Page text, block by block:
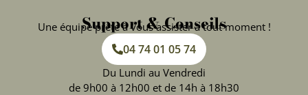
Support & Conseils
Une équipe prête à vous assister à tout moment !
04 74 01 05 74
Du Lundi au Vendredi
de 9h00 à 12h00 et de 14h à 18h30